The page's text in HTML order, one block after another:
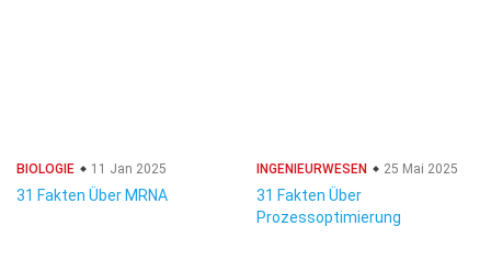
BIOLOGIE 11 Jan 2025
31 Fakten Über MRNA
INGENIEURWESEN 25 Mai 2025
31 Fakten Über
Prozessoptimierung